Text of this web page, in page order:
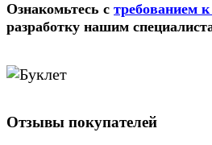
Ознакомьтесь с требованием
разработку нашим
Отзывы покупателей